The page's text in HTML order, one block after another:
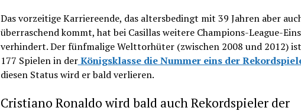
Das vorzeitige Karriereende, das altersbedingt mit 39 Jahren aber
überraschend kommt, hat bei Casillas weitere Champions-League-
verhindert. Der fünfmalige Welttorhüter (zwischen 2008 und 2012)
177 Spielen in derKönigsklasse die Nummer eins der
diesen Status wird er bald verlieren.
Cristiano Ronaldo wird bald auch Rekordspieler der